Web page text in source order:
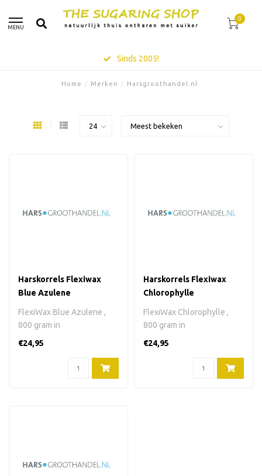
MENU
0
Sinds 2005!
Home / Merken / Harsgroothandel.nl
Harskorrels Flexiwax
Blue Azulene
FlexiWax Blue Azulene ,
800 gram in
donkerblauw. Verpakking..
€24,95
Harskorrels Flexiwax
Chlorophylle
FlexiWax Chlorophylle ,
800 gram in
Verpakking: plas..
€24,95